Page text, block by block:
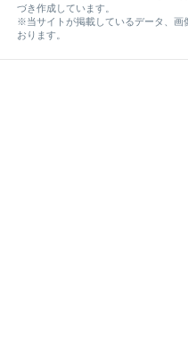
づき作成しています。
※当サイトが掲載しているデータ、画
おります。